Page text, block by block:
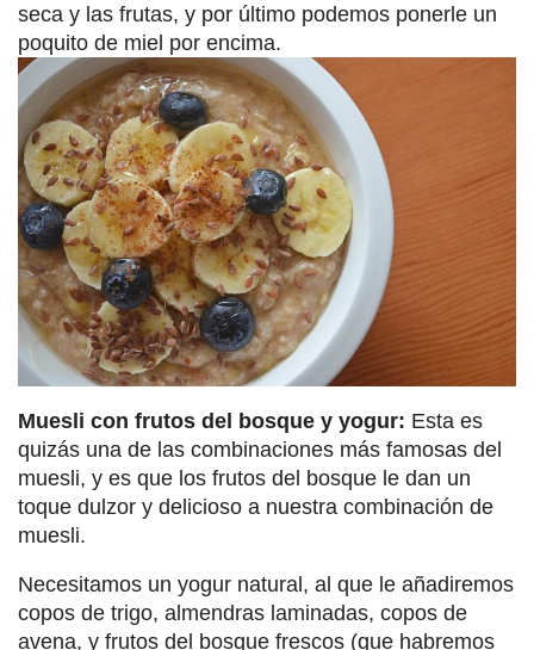
seca y las frutas, y por último podemos ponerle un
poquito de miel por encima.
Muesli con frutos del bosque y yogur: Esta es
quizás una de las combinaciones más famosas del
muesli, y es que los frutos del bosque le dan un
toque dulzor y delicioso a nuestra combinación de
muesli.
Necesitamos un yogur natural, al que le añadiremos
copos de trigo, almendras laminadas, copos de
avena, y frutos del bosque frescos (que habremos